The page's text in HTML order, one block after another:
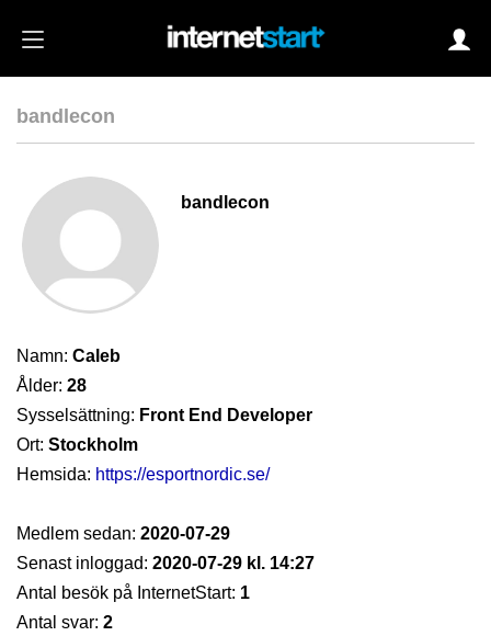
bandlecon
bandlecon
Namn: Caleb
Ålder: 28
Sysselsättning: Front End Developer
Ort: Stockholm
Hemsida: https://esportnordic.se/
Medlem sedan: 2020-07-29
Senast inloggad: 2020-07-29 kl. 14:27
Antal besök på InternetStart: 1
Antal svar: 2